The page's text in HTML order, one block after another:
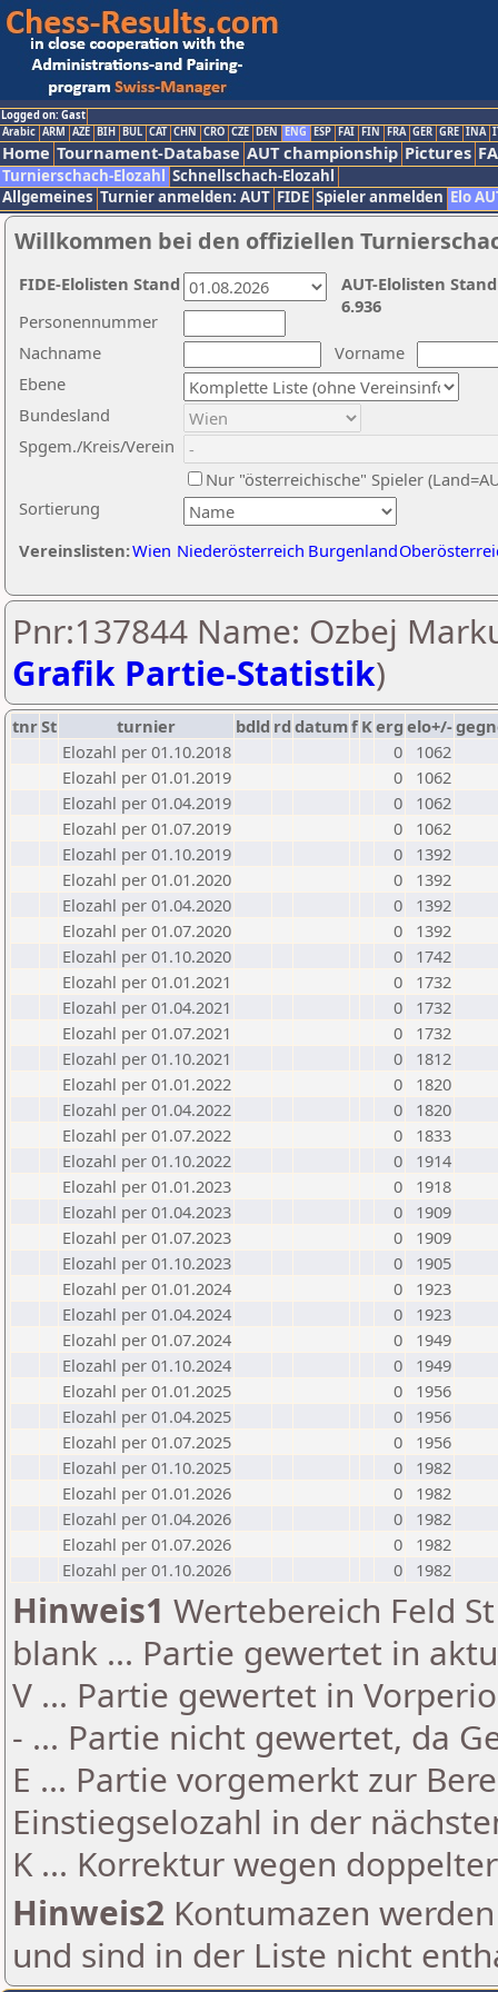
Logged on: Gast
Arabic ARM AZE BIH BUL CAT CHN CRO CZE DEN ENG ESP FAI FIN FRA GER GRE INA
Home Tournament-Database AUT championship Pictures
Turnierschach-Elozahl Schnellschach-Elozahl
Allgemeines Turnier anmelden: AUT FIDE Spieler anmelden Elo
Willkommen bei den offiziellen
Nachname
Vorname
Ebene
Sortierung
Personennummer
Bundesland
Spgem./Kreis/Verein
Nur "österreichische" Spieler
Vereinslisten:Wien Niederösterreich Burgenland
AUT-Elolisten
6.936
FIDE-Elolisten Stand
Pnr:137844 Name: Ozbej
Grafik Partie-Statistik)
tnrSt turnier bdld rd datumf Kerg elo+/-
Elozahl per 01.10.2018
0
1062
Elozahl per 01.01.2019
0
1062
Elozahl per 01.04.2019
0
1062
Elozahl per 01.07.2019
0
1062
Elozahl per 01.10.2019
0
1392
Elozahl per 01.01.2020
0
1392
Elozahl per 01.04.2020
0
1392
Elozahl per 01.07.2020
0
1392
Elozahl per 01.10.2020
0
1742
Elozahl per 01.01.2021
0
1732
Elozahl per 01.04.2021
0
1732
Elozahl per 01.07.2021
0
1732
Elozahl per 01.10.2021
0
1812
Elozahl per 01.01.2022
0
1820
Elozahl per 01.04.2022
0
1820
Elozahl per 01.07.2022
0
1833
Elozahl per 01.10.2022
0
1914
Elozahl per 01.01.2023
0
1918
Elozahl per 01.04.2023
0
1909
Elozahl per 01.07.2023
0
1909
Elozahl per 01.10.2023
0
1905
Elozahl per 01.01.2024
0
1923
Elozahl per 01.04.2024
0
1923
Elozahl per 01.07.2024
0
1949
Elozahl per 01.10.2024
0
1949
Elozahl per 01.01.2025
0
1956
Elozahl per 01.04.2025
0
1956
Elozahl per 01.07.2025
0
1956
Elozahl per 01.10.2025
0
1982
Elozahl per 01.01.2026
0
1982
Elozahl per 01.04.2026
0
1982
Elozahl per 01.07.2026
0
1982
Elozahl per 01.10.2026
0 1982
Hinweis1 Wertebereich Feld
blank ... Partie gewertet in
V ... Partie gewertet in
- ... Partie nicht gewertet, da
E ... Partie vorgemerkt zur
Einstiegselozahl in der
K ... Korrektur wegen
Hinweis2 Kontumazen
und sind in der Liste nicht